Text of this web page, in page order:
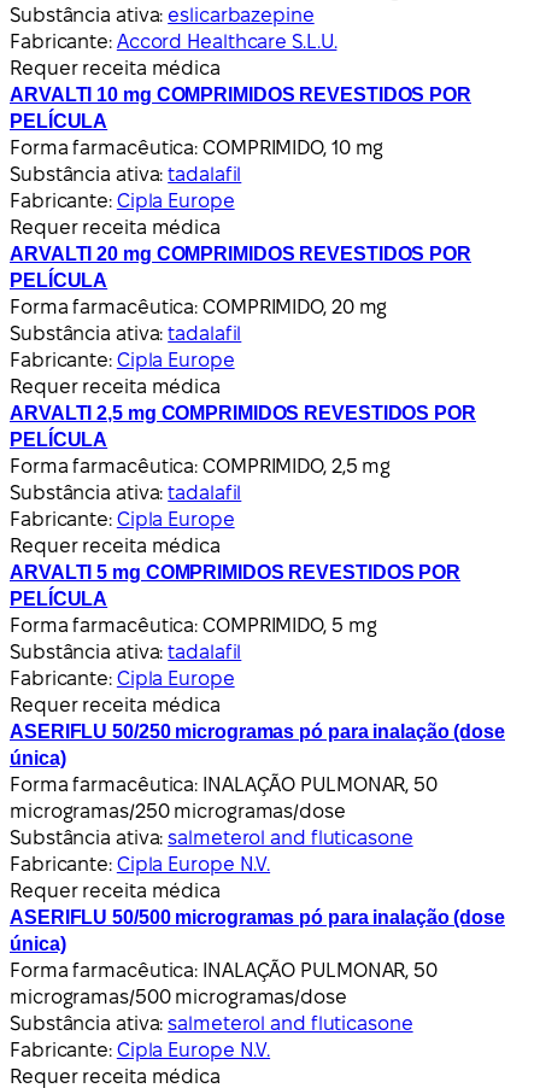
Substância ativa: eslicarbazepine
Fabricante: Accord Healthcare S.L.U.
Requer receita médica
ARVALTI 10 mg COMPRIMIDOS REVESTIDOS POR
PELÍCULA
Forma farmacêutica: COMPRIMIDO, 10 mg
Substância ativa:tadalafil
Fabricante: Cipla Europe
Requer receita médica
ARVALTI 20 mg COMPRIMIDOS REVESTIDOS POR
PELÍCULA
Forma farmacêutica: COMPRIMIDO, 20 mg
Substância ativa:tadalafil
Fabricante: Cipla Europe
Requer receita médica
ARVALTI 2,5 mg COMPRIMIDOS REVESTIDOS POR
PELÍCULA
Forma farmacêutica: COMPRIMIDO, 2,5 mg
Substância ativa:tadalafil
Fabricante: Cipla Europe
Requer receita médica
ARVALTI 5 mg COMPRIMIDOS REVESTIDOS POR
PELÍCULA
Forma farmacêutica: COMPRIMIDO, 5 mg
Substância ativa:tadalafil
Fabricante: Cipla Europe
Requer receita médica
ASERIFLU 50/250 microgramas pó para inalação (dose
única)
Forma farmacêutica: INALAÇÃO PULMONAR, 50
microgramas/250 microgramas/dose
Substância ativa:salmeterol and fluticasone
Fabricante: Cipla Europe N.V.
Requer receita médica
ASERIFLU 50/500 microgramas pó para inalação (dose
única)
Forma farmacêutica: INALAÇÃO PULMONAR, 50
microgramas/500 microgramas/dose
Substância ativa:salmeterol and fluticasone
Fabricante: Cipla Europe N.V.
Requer receita médica